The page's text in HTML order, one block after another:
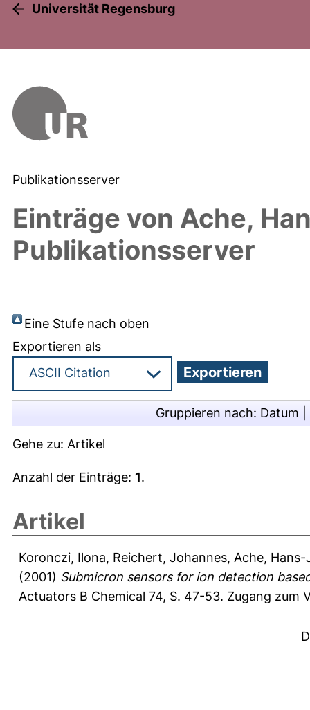
Universität Regensburg
Publikationsserver
Einträge von Ache,
Publikationsserver
Eine Stufe nach oben
Exportieren als
Gruppieren nach: Datum
Gehe zu: Artikel
Anzahl der Einträge: 1.
Artikel
Koronczi, Ilona, Reichert, Johannes, Ache, Hans-
(2001) Submicron sensors for ion detection
Actuators B Chemical 74, S. 47-53. Zugang zum